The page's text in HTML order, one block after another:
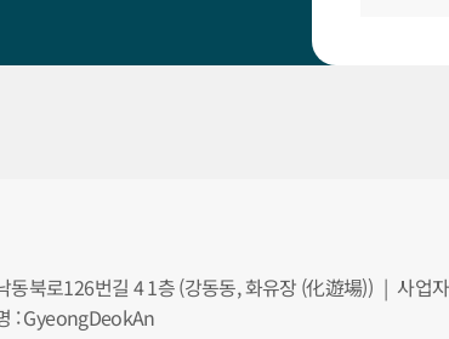
동북로126번길 4 1층 (강동동, 화유장 (化遊場)) | 사업
: GyeongDeokAn